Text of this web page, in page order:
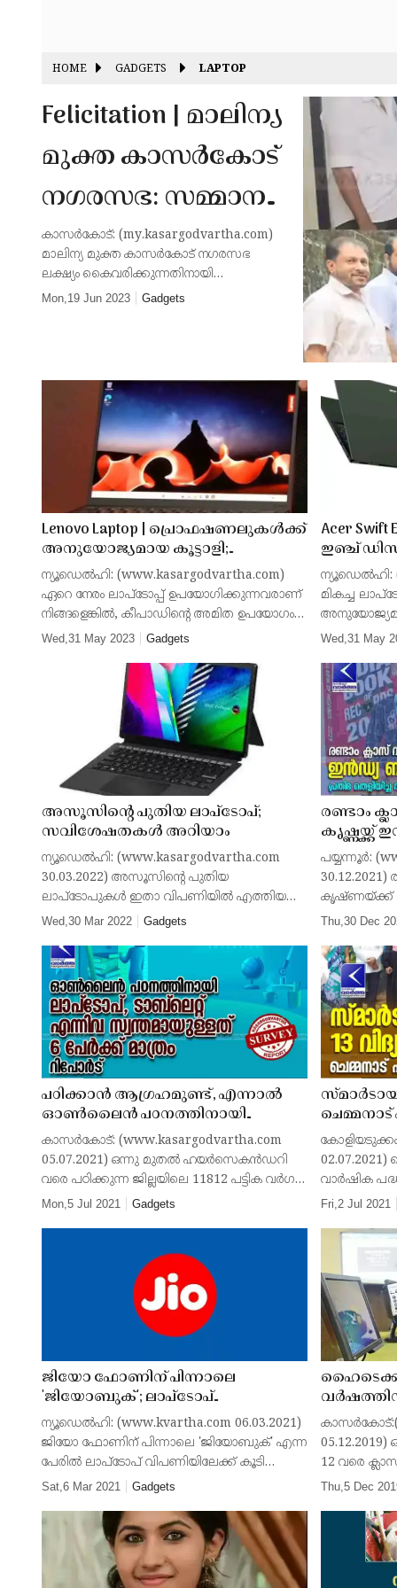
HOME GADGETS LAPTOP
Felicitation | മാലിന്യ
മുക്ത കാസർകോട്
നഗരസഭ: സമ്മാന
പദ്ധതിയിലെ
വിജയികളെ
കാസർകോട്: (my.kasargodvartha.com)
മാലിന്യ മുക്ത കാസർകോട് നഗരസഭ
ലക്ഷ്യം കൈവരിക്കുന്നതിനായി
ഖാസിലൈൻ വാർഡിൽ നിന്നും എല്ലാ
Mon,19 Jun 2023 Gadgets
Lenovo Laptop | പ്രൊഫഷണലുകൾക്ക്
അനുയോജ്യമായ കൂട്ടാളി;
സവിശേഷതകൾ ഏറെയുള്ള
ലെനോവയുടെ മികച്ച ലാപ്‌ടോപ്പ്;
'തിങ്ക്പാഡ് എക്‌സ് 1 നാനോ'യുടെ
വിശേഷങ്ങൾ
ന്യൂഡെൽഹി: (www.kasargodvartha.com)
ഏറെ നേരം ലാപ്‌ടോപ്പ് ഉപയോഗിക്കുന്നവരാണ്
നിങ്ങളെങ്കിൽ, കീപാഡിന്റെ അമിത ഉപയോഗം
മൂലം വിരലുകൾ വേദനിക്കുന്നുവെങ്കിൽ,
ലെനോവോ ഉപഭ
Wed,31 May 2023 Gadgets
Acer Swift
ഇഞ്ച്
പുതിയ
വിലയും
ന്യൂഡെൽഹി:
മികച്ച
Wed,31 May
അസൂസിന്റെ പുതിയ ലാപ്‌ടോപ്;
സവിശേഷതകള്‍ അറിയാം
ന്യൂഡെല്‍ഹി: (www.kasargodvartha.com
30.03.2022) അസൂസിന്റെ പുതിയ
ലാപ്‌ടോപുകള്‍ ഇതാ വിപണിയില്‍ എത്തിയ
വാര്‍ത്ത അറിഞ്ഞുകാണുമല്ലോ. അസൂസിന്റെ
എന്ന മോഡലുകളാണ് ഇപ്പ
Wed,30 Mar 2022 Gadgets
രണ്ടാം
റെകോര്‍ഡ്;
പയ്യന്നൂര്‍:
30.12.2021)
കൃഷ്ണയ്ക്ക്
കണ്ടോത്ത് എ
Thu,30 Dec
പഠിക്കാൻ ആഗ്രഹമുണ്ട്, എന്നാൽ
ഓൺലൈൻ പഠനത്തിനായി
ലാപ്ടോപ്, ടാബ്‍ലെറ്റ് എന്നിവ
സ്വന്തമായുള്ളത് 6 പേർക്ക് മാത്രം;
റിപോർട്
കാസർകോട്: (www.kasargodvartha.com
05.07.2021) ഒന്നു മുതൽ ഹയർസെകൻഡറി
വരെ പഠിക്കുന്ന ജില്ലയിലെ 11812 പട്ടിക വർഗ
വിദ്യാർഥികളിൽ ഓൺലൈൻ പഠനത്തിനായി
Mon,5 Jul 2021 Gadgets
നേട്ടം
വാർഷിക
ലക്ഷം രൂപ
Fri,2 Jul 2021
ജിയോ ഫോണിന് പിന്നാലെ
'ജിയോബുക്'; ലാപ്ടോപ്
വിപണിയിലേക്ക് കൂടി
കടക്കാനൊരുങ്ങി ജിയോ
ന്യൂഡെല്‍ഹി: (www.kvartha.com 06.03.2021)
ജിയോ ഫോണിന് പിന്നാലെ 'ജിയോബുക്' എന്ന
പേരില്‍ ലാപ്ടോപ് വിപണിയിലേക്ക് കൂടി
കടക്കാനൊരുങ്ങി റിയലന്‍സ് ജിയോ.
വിപണിയിലെത്തുക എന്നതിനെ കുറി
Sat,6 Mar 2021 Gadgets
ഹയര്‍
75
12 വരെ
സ്‌കൂളുകള്‍
Thu,5 Dec